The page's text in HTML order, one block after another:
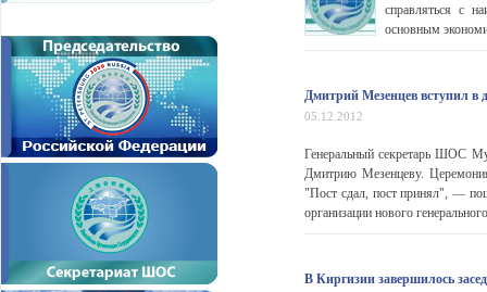
справляться с
основным
Дмитрий Мезенцев вступил в
05.12.2012
Генеральный секретарь ШОС
Дмитрию Мезенцеву.
"Пост сдал, пост принял", —
организации нового
В Киргизии завершилось